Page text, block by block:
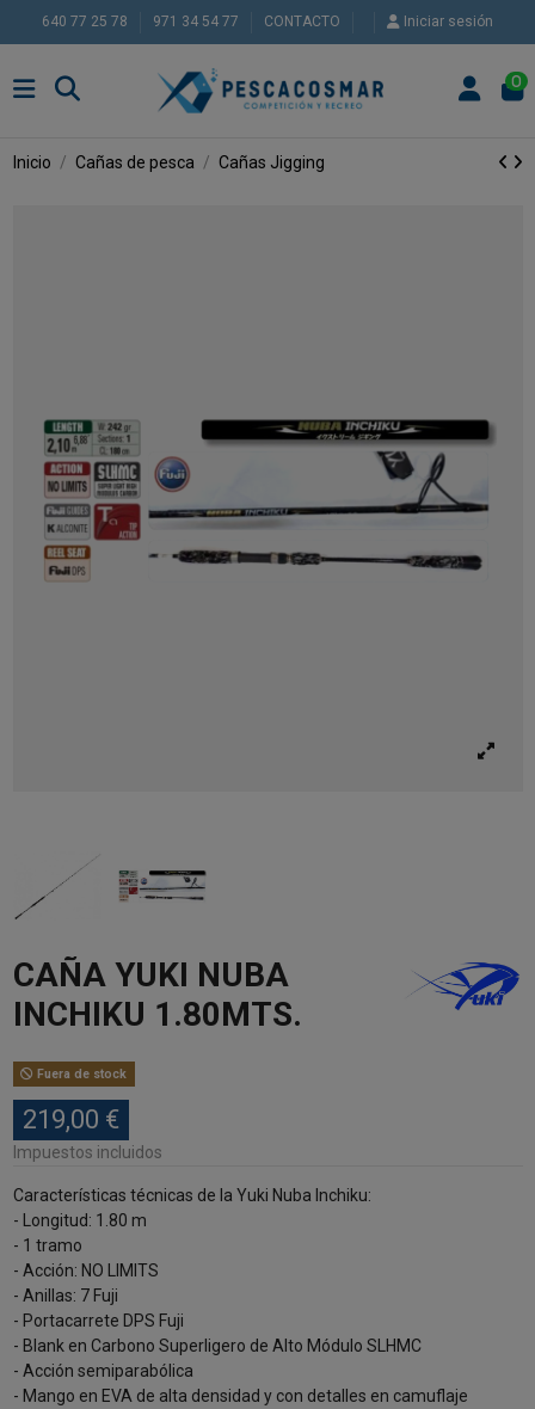
640 77 25 78 971 34 54 77 CONTACTO Iniciar sesión
0
Inicio Cañas de pesca Cañas Jigging
CAÑA YUKI NUBA
INCHIKU 1.80MTS.
Fuera de stock
219,00 €
Impuestos incluidos
Características técnicas de la Yuki Nuba Inchiku:
- Longitud: 1.80 m
- 1 tramo
- Acción: NO LIMITS
- Anillas: 7 Fuji
- Portacarrete DPS Fuji
- Blank en Carbono Superligero de Alto Módulo SLHMC
- Acción semiparabólica
- Mango en EVA de alta densidad y con detalles en camuflaje